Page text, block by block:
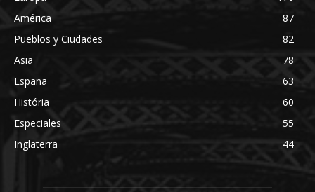
América
87
Pueblos y Ciudades
82
Asia
78
España
63
História
60
Especiales
55
Inglaterra
44